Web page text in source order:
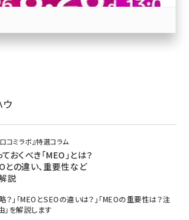
ウ
コミラボ』特選コラム
おくべき「MEO」とは？
との違い、重要性など
説
？」「MEOとSEOの違いは？」「MEOの重要性は？注
を解説します